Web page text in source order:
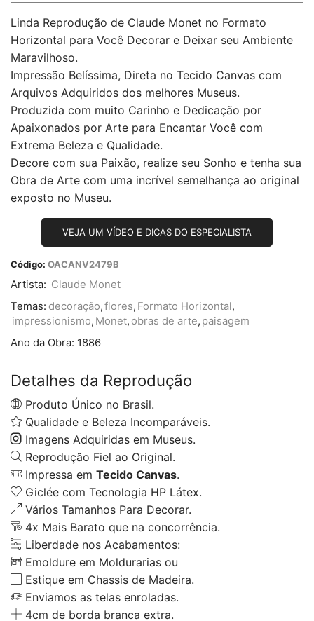
Linda Reprodução de Claude Monet no Formato
Horizontal para Você Decorar e Deixar seu Ambiente
Maravilhoso.
Impressão Belíssima, Direta no Tecido Canvas com
Arquivos Adquiridos dos melhores Museus.
Produzida com muito Carinho e Dedicação por
Apaixonados por Arte para Encantar Você com
Extrema Beleza e Qualidade.
Decore com sua Paixão, realize seu Sonho e tenha sua
Obra de Arte com uma incrível semelhança ao original
exposto no Museu.
VEJA UM VÍDEO E DICAS DO ESPECIALISTA
Código: OACANV2479B
Artista: Claude Monet
Temas: decoração,flores, Formato Horizontal,
impressionismo, Monet, obras de arte, paisagem
Ano da Obra: 1886
Detalhes da Reprodução
Produto Único no Brasil.
Qualidade e Beleza Incomparáveis.
Imagens Adquiridas em Museus.
Reprodução Fiel ao Original.
Impressa em Tecido Canvas.
Giclée com Tecnologia HP Látex.
Vários Tamanhos Para Decorar.
4x Mais Barato que na concorrência.
Liberdade nos Acabamentos:
Emoldure em Moldurarias ou
Estique em Chassis de Madeira.
Enviamos as telas enroladas.
4cm de borda branca extra.